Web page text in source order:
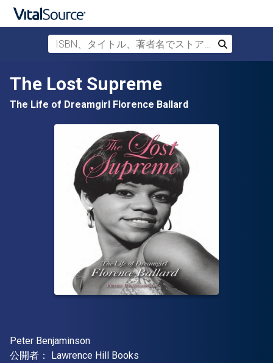
メインコンテンツへスキップ
ISBN、タイトル、著者名でストアを検索
検索
The Lost Supreme
The Life of Dreamgirl Florence Ballard
著者
Peter Benjaminson
出版社
公開者： Lawrence Hill Books